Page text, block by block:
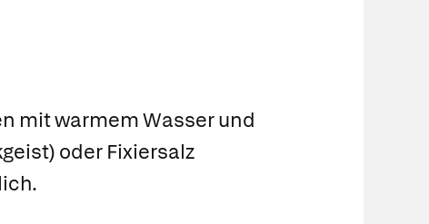
mit warmem Wasser und
oder Fixiersalz